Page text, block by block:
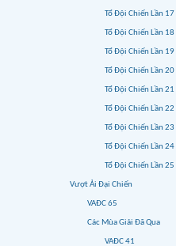
Tổ Đội Chiến Lần 17
Tổ Đội Chiến Lần 18
Tổ Đội Chiến Lần 19
Tổ Đội Chiến Lần 20
Tổ Đội Chiến Lần 21
Tổ Đội Chiến Lần 22
Tổ Đội Chiến Lần 23
Tổ Đội Chiến Lần 24
Tổ Đội Chiến Lần 25
Vượt Ải Đại Chiến
VAĐC 65
Các Mùa Giải Đã Qua
VAĐC 41